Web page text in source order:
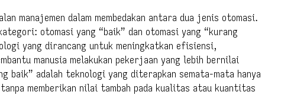
manajemen dalam membedakan antara dua jenis otomasi.
otomasi yang “baik” dan otomasi yang “kurang
yang dirancang untuk meningkatkan efisiensi,
manusia melakukan pekerjaan yang lebih bernilai
baik” adalah teknologi yang diterapkan semata-mata hanya
memberikan nilai tambah pada kualitas atau kuantitas